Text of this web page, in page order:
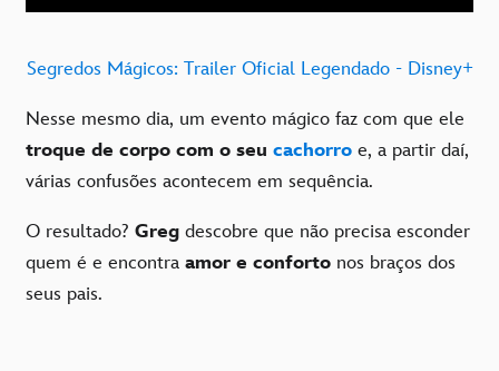
Segredos Mágicos: Trailer Oficial Legendado - Disney+
Nesse mesmo dia, um evento mágico faz com que ele
troque de corpo com o seu cachorro e, a partir daí,
várias confusões acontecem em sequência.
O resultado? Greg descobre que não precisa esconder
quem é e encontra amor e conforto nos braços dos
seus pais.